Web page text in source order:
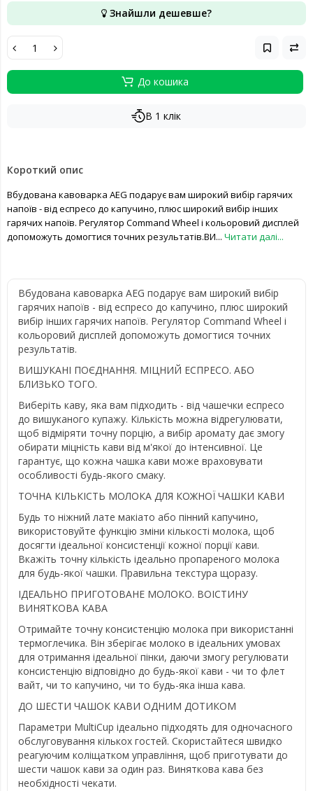
Знайшли дешевше?
До кошика
В 1 клік
Короткий опис
Вбудована кавоварка AEG подарує вам широкий вибір гарячих
напоїв - від еспресо до капучино, плюс широкий вибір інших
гарячих напоїв. Регулятор Command Wheel і кольоровий дисплей
допоможуть домогтися точних результатів.ВИ... Читати далі...
Вбудована кавоварка AEG подарує вам широкий вибір
гарячих напоїв - від еспресо до капучино, плюс широкий
вибір інших гарячих напоїв. Регулятор Command Wheel і
кольоровий дисплей допоможуть домогтися точних
результатів.
ВИШУКАНІ ПОЄДНАННЯ. МІЦНИЙ ЕСПРЕСО. АБО
БЛИЗЬКО ТОГО.
Виберіть каву, яка вам підходить - від чашечки еспресо
до вишуканого купажу. Кількість можна відрегулювати,
щоб відміряти точну порцію, а вибір аромату дає змогу
обирати міцність кави від м'якої до інтенсивної. Це
гарантує, що кожна чашка кави може враховувати
особливості будь-якого смаку.
ТОЧНА КІЛЬКІСТЬ МОЛОКА ДЛЯ КОЖНОЇ ЧАШКИ КАВИ
Будь то ніжний лате макіато або пінний капучино,
використовуйте функцію зміни кількості молока, щоб
досягти ідеальної консистенції кожної порції кави.
Вкажіть точну кількість ідеально пропареного молока
для будь-якої чашки. Правильна текстура щоразу.
ІДЕАЛЬНО ПРИГОТОВАНЕ МОЛОКО. ВОІСТИНУ
ВИНЯТКОВА КАВА
Отримайте точну консистенцію молока при використанні
термоглечика. Він зберігає молоко в ідеальних умовах
для отримання ідеальної пінки, даючи змогу регулювати
консистенцію відповідно до будь-якої кави - чи то флет
вайт, чи то капучино, чи то будь-яка інша кава.
ДО ШЕСТИ ЧАШОК КАВИ ОДНИМ ДОТИКОМ
Параметри MultiCup ідеально підходять для одночасного
обслуговування кількох гостей. Скористайтеся швидко
реагуючим коліщатком управління, щоб приготувати до
шести чашок кави за один раз. Виняткова кава без
необхідності чекати.